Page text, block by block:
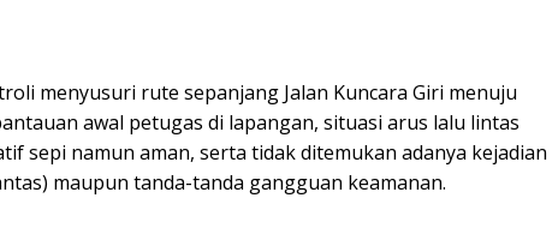
menyusuri rute sepanjang Jalan Kuncara Giri menuju
awal petugas di lapangan, situasi arus lalu lintas
sepi namun aman, serta tidak ditemukan adanya kejadian
maupun tanda-tanda gangguan keamanan.